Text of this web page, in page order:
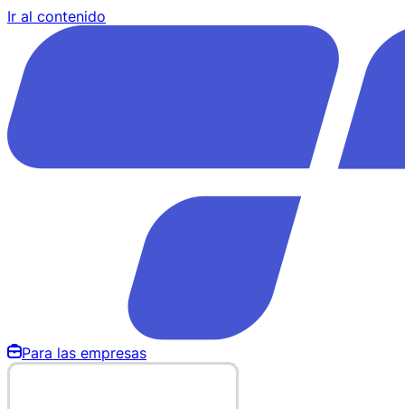
Ir al contenido
Para las empresas